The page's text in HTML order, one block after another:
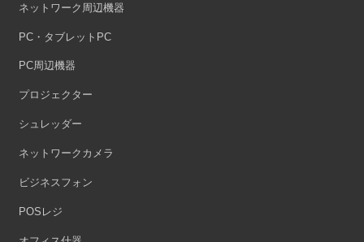
ネットワーク周辺機器
PC・タブレットPC
PC周辺機器
プロジェクター
シュレッダー
ネットワークカメラ
ビジネスフォン
POSレジ